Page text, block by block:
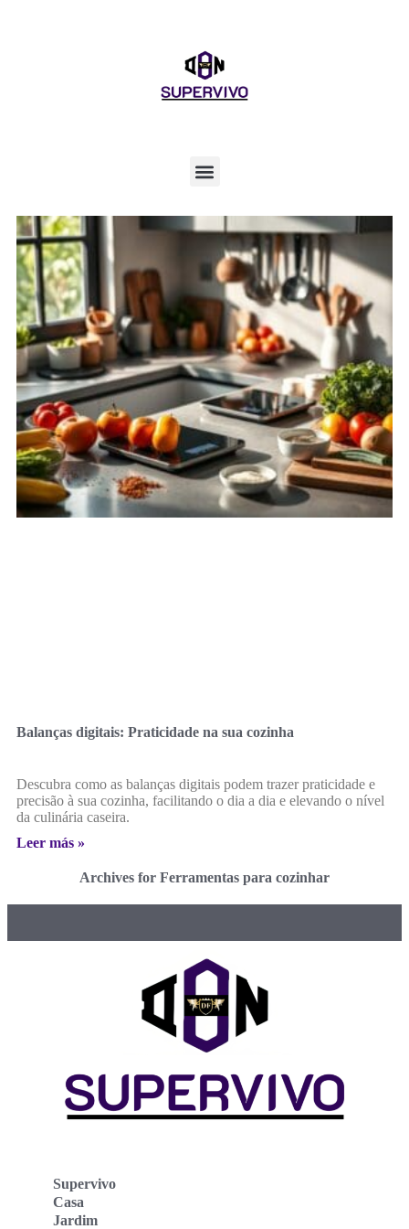
Balanças digitais: Praticidade na sua cozinha
Descubra como as balanças digitais podem trazer praticidade e
precisão à sua cozinha, facilitando o dia a dia e elevando o nível
da culinária caseira.
Leer más »
Archives for Ferramentas para cozinhar
Supervivo
Casa
Jardim